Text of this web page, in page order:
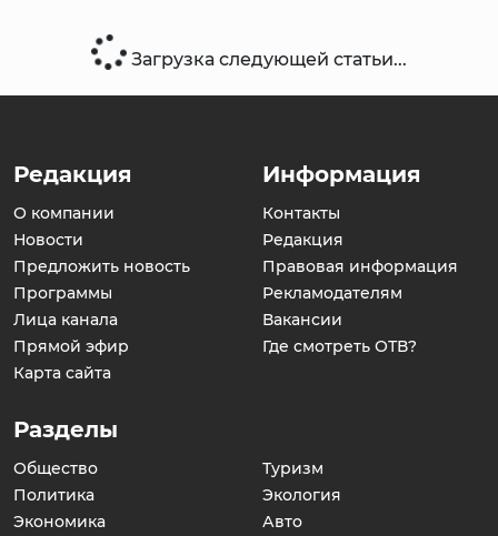
Загрузка следующей статьи...
Редакция
О компании
Новости
Предложить новость
Программы
Лица канала
Прямой эфир
Карта сайта
Информация
Контакты
Редакция
Правовая информация
Рекламодателям
Вакансии
Где смотреть ОТВ?
Разделы
Общество
Политика
Экономика
Туризм
Экология
Авто